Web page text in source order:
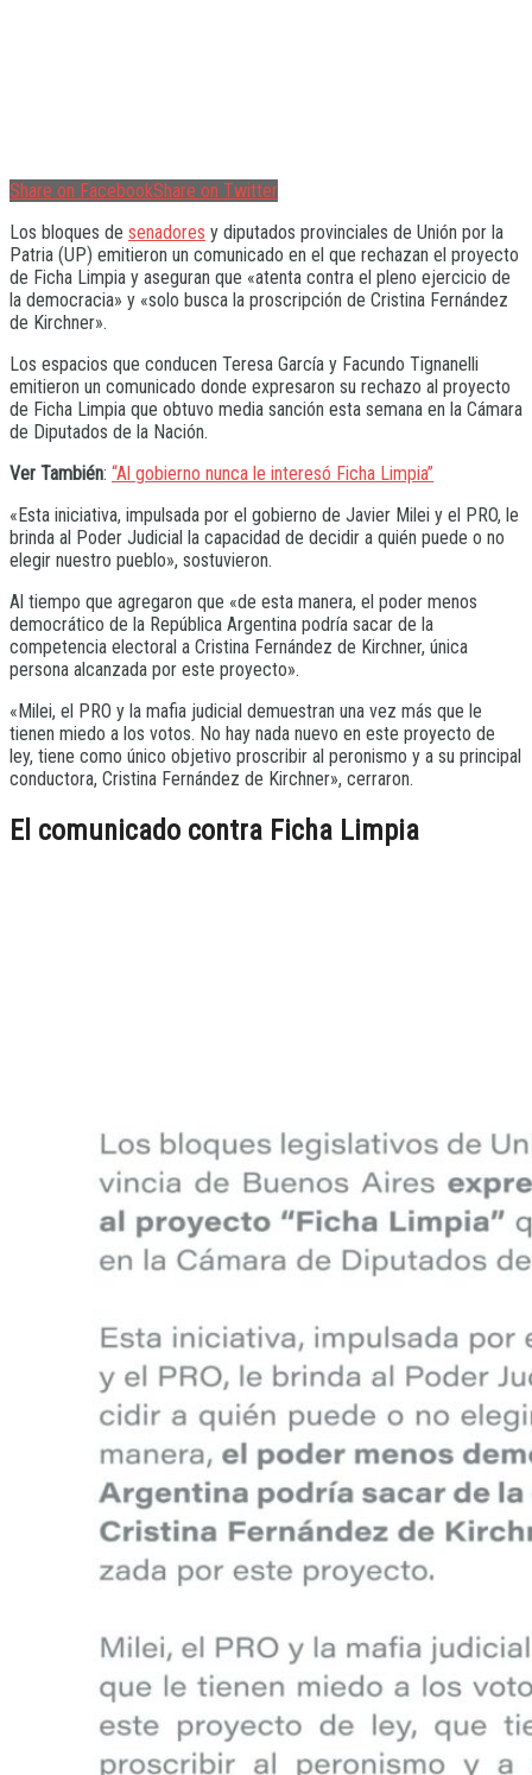
Share on FacebookShare on Twitter
Los bloques de senadores y diputados provinciales de Unión por la
Patria (UP) emitieron un comunicado en el que rechazan el proyecto
de Ficha Limpia y aseguran que «atenta contra el pleno ejercicio de
la democracia» y «solo busca la proscripción de Cristina Fernández
de Kirchner».
Los espacios que conducen Teresa García y Facundo Tignanelli
emitieron un comunicado donde expresaron su rechazo al proyecto
de Ficha Limpia que obtuvo media sanción esta semana en la Cámara
de Diputados de la Nación.
Ver También: “Al gobierno nunca le interesó Ficha Limpia”
«Esta iniciativa, impulsada por el gobierno de Javier Milei y el PRO, le
brinda al Poder Judicial la capacidad de decidir a quién puede o no
elegir nuestro pueblo», sostuvieron.
Al tiempo que agregaron que «de esta manera, el poder menos
democrático de la República Argentina podría sacar de la
competencia electoral a Cristina Fernández de Kirchner, única
persona alcanzada por este proyecto».
«Milei, el PRO y la mafia judicial demuestran una vez más que le
tienen miedo a los votos. No hay nada nuevo en este proyecto de
ley, tiene como único objetivo proscribir al peronismo y a su principal
conductora, Cristina Fernández de Kirchner», cerraron.
El comunicado contra Ficha Limpia